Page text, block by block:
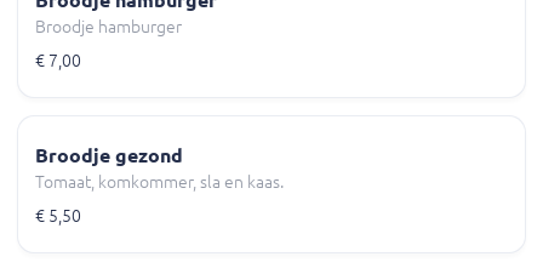
Broodje hamburger
€ 7,00
Broodje gezond
Tomaat, komkommer, sla en kaas.
€ 5,50